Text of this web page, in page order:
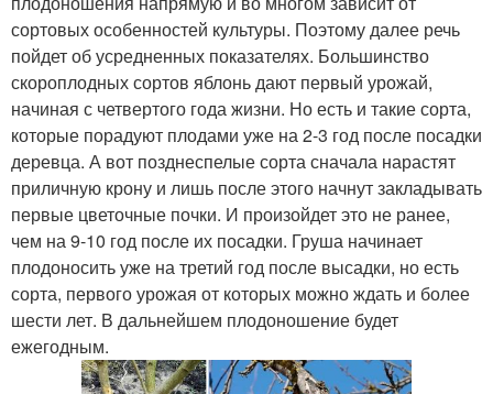
сортовых особенностей культуры. Поэтому далее речь
пойдет об усредненных показателях. Большинство
скороплодных сортов яблонь дают первый урожай,
начиная с четвертого года жизни. Но есть и такие сорта,
которые порадуют плодами уже на 2-3 год после посадки
деревца. А вот позднеспелые сорта сначала нарастят
приличную крону и лишь после этого начнут закладывать
первые цветочные почки. И произойдет это не ранее,
чем на 9-10 год после их посадки. Груша начинает
плодоносить уже на третий год после высадки, но есть
сорта, первого урожая от которых можно ждать и более
шести лет. В дальнейшем плодоношение будет
ежегодным.